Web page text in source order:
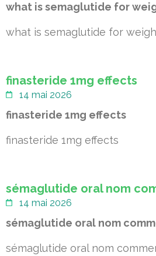
what is semaglutide for
what is semaglutide for
finasteride 1mg effects
14 mai 2026
finasteride 1mg effects
finasteride 1mg effects
sémaglutide oral nom
14 mai 2026
sémaglutide oral nom
sémaglutide oral nom